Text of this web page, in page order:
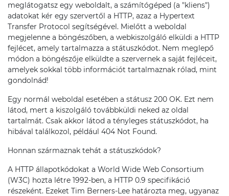
meglátogatsz egy weboldalt, a számítógéped (a "kliens")
adatokat kér egy szervertől a HTTP, azaz a Hypertext
Transfer Protocol segítségével. Mielőtt a weboldal
megjelenne a böngészőben, a webkiszolgáló elküldi a HTTP
fejlécet, amely tartalmazza a státuszkódot. Nem meglepő
módon a böngészője elküldte a szervernek a saját fejléceit,
amelyek sokkal több információt tartalmaznak rólad, mint
gondolnád!
Egy normál weboldal esetében a státusz 200 OK. Ezt nem
látod, mert a kiszolgáló továbbküldi neked az oldal
tartalmát. Csak akkor látod a tényleges státuszkódot, ha
hibával találkozol, például 404 Not Found.
Honnan származnak tehát a státuszkódok?
A HTTP állapotkódokat a World Wide Web Consortium
(W3C) hozta létre 1992-ben, a HTTP 0.9 specifikáció
részeként. Ezeket Tim Berners-Lee határozta meg, ugyanaz